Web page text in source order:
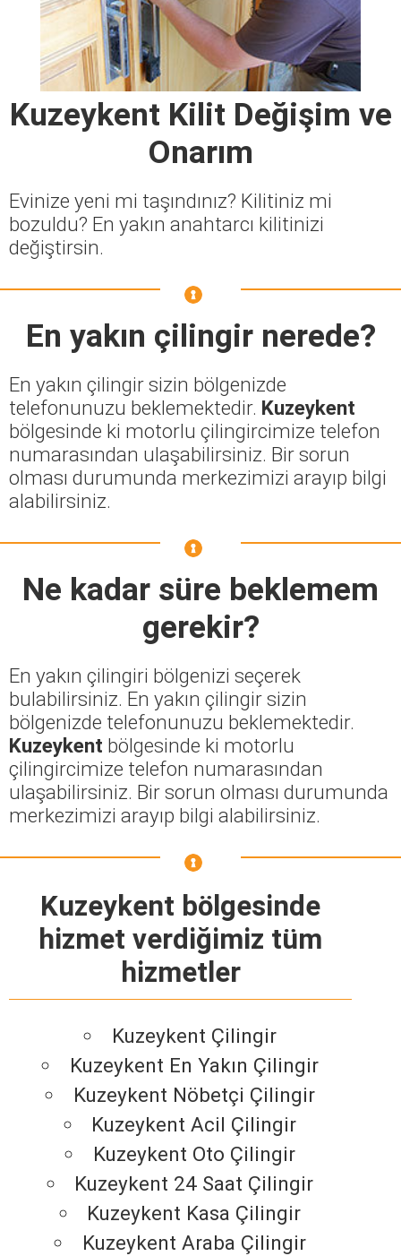
Kuzeykent Kilit Değişim ve
Onarım
Evinize yeni mi taşındınız? Kilitiniz mi
bozuldu? En yakın anahtarcı kilitinizi
değiştirsin.
En yakın çilingir nerede?
En yakın çilingir sizin bölgenizde
telefonunuzu beklemektedir. Kuzeykent
bölgesinde ki motorlu çilingircimize telefon
numarasından ulaşabilirsiniz. Bir sorun
olması durumunda merkezimizi arayıp bilgi
alabilirsiniz.
Ne kadar süre beklemem
gerekir?
En yakın çilingiri bölgenizi seçerek
bulabilirsiniz. En yakın çilingir sizin
bölgenizde telefonunuzu beklemektedir.
Kuzeykent bölgesinde ki motorlu
çilingircimize telefon numarasından
ulaşabilirsiniz. Bir sorun olması durumunda
merkezimizi arayıp bilgi alabilirsiniz.
Kuzeykent bölgesinde
hizmet verdiğimiz tüm
hizmetler
Kuzeykent Çilingir
Kuzeykent En Yakın Çilingir
Kuzeykent Nöbetçi Çilingir
Kuzeykent Acil Çilingir
Kuzeykent Oto Çilingir
Kuzeykent 24 Saat Çilingir
Kuzeykent Kasa Çilingir
Kuzeykent Araba Çilingir